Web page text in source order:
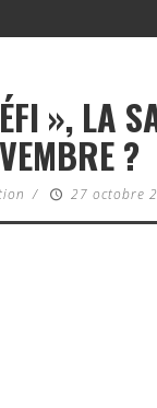
», LA
?
/ 27 octobre